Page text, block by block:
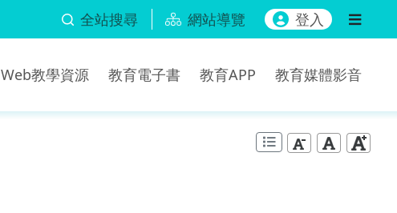
全站搜尋 網站導覽 登入
Web教學資源 教育電子書 教育APP 教育媒體影音